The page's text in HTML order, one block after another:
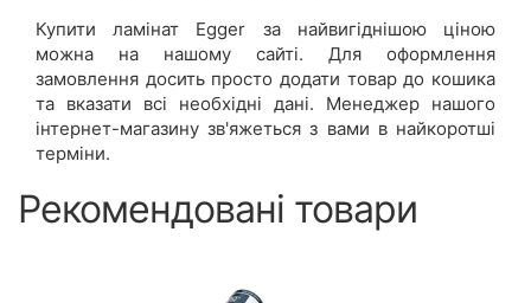
Купити ламінат Egger за найвигіднішою ціною
можна на нашому сайті. Для оформлення
замовлення досить просто додати товар до кошика
та вказати всі необхідні дані. Менеджер нашого
інтернет-магазину зв'яжеться з вами в найкоротші
терміни.
Рекомендовані товари